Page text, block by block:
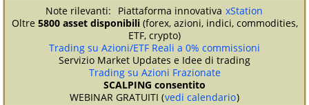
Piattaforma innovativa xStation
Oltre 5800 asset disponibili(forex, azioni, indici, commodities,
ETF, crypto)
Trading su Azioni/ETF Reali a 0% commissioni
Servizio Market Updates e Idee di trading
Trading su Azioni Frazionate
SCALPING consentito
WEBINAR GRATUITI (vedi calendario)